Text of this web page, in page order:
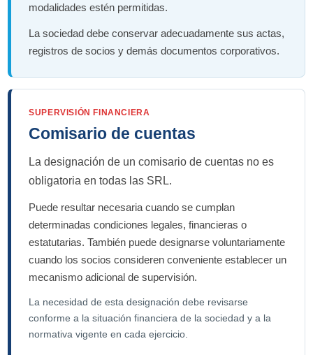
modalidades estén permitidas.
La sociedad debe conservar adecuadamente sus actas,
registros de socios y demás documentos corporativos.
SUPERVISIÓN FINANCIERA
Comisario de cuentas
La designación de un comisario de cuentas no es
obligatoria en todas las SRL.
Puede resultar necesaria cuando se cumplan
determinadas condiciones legales, financieras o
estatutarias. También puede designarse voluntariamente
cuando los socios consideren conveniente establecer un
mecanismo adicional de supervisión.
La necesidad de esta designación debe revisarse
conforme a la situación financiera de la sociedad y a la
normativa vigente en cada ejercicio.